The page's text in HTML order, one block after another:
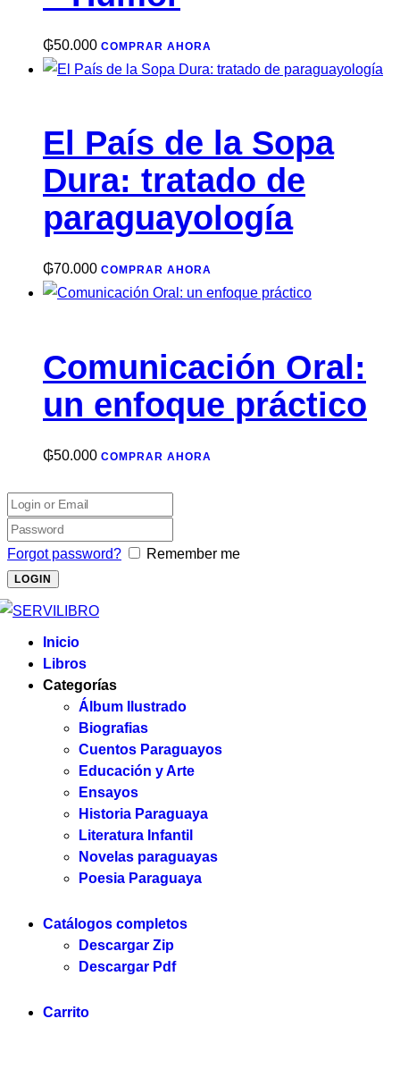
₲50.000 COMPRAR AHORA
El País de la Sopa
Dura: tratado de
paraguayología
₲70.000 COMPRAR AHORA
Comunicación Oral:
un enfoque práctico
₲50.000 COMPRAR AHORA
Forgot password? Remember me
Inicio
Libros
Categorías
Álbum Ilustrado
Biografias
Cuentos Paraguayos
Educación y Arte
Ensayos
Historia Paraguaya
Literatura Infantil
Novelas paraguayas
Poesia Paraguaya
Catálogos completos
Descargar Zip
Descargar Pdf
Carrito